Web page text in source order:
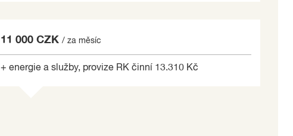
11 000 CZK/ za měsíc
+ energie a služby, provize RK činní 13.310 Kč